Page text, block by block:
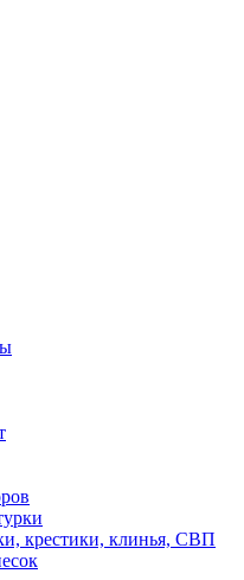
крестики, клинья, СВП